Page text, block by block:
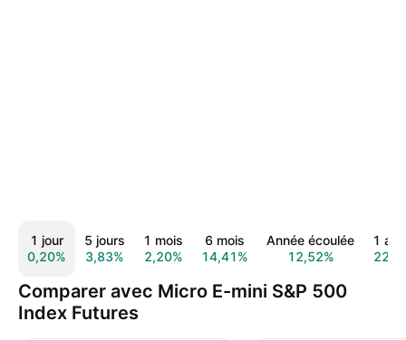
1 jour
0,20%
5 jours
3,83%
1 mois
2,20%
6 mois
14,41%
Année écoulée
12,52%
1
Comparer avec Micro E-mini S&P 500
Index Futures